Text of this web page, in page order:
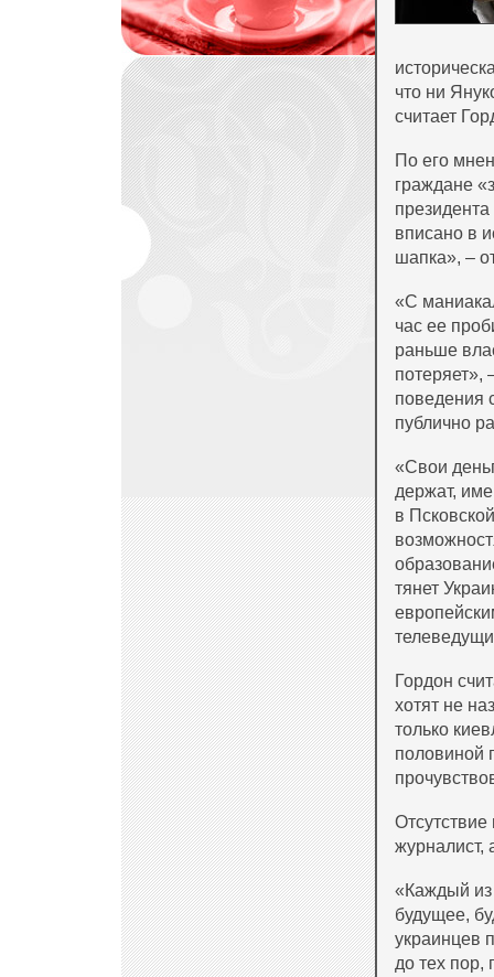
что ни
считает
По его
граждане «
вписано в
шапка», –
«С
час ее
раньше
потеряет»,
поведения
публично
«Свои
держат,
в
тянет
Гордон
хотят не
только
половиной
журналист,
«Каждый из
будущее,
украинцев
до тех пор,